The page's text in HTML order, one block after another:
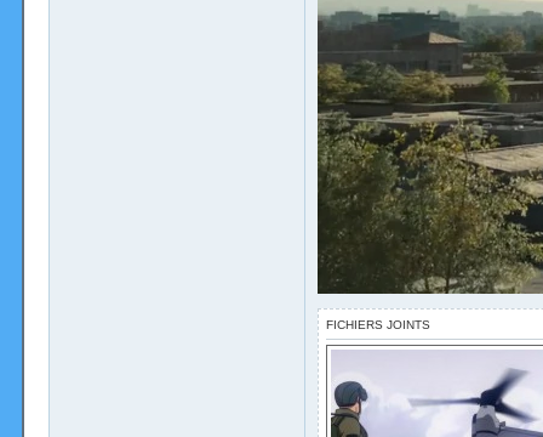
FICHIERS JOINTS